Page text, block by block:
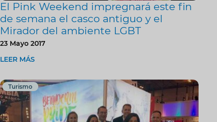
El Pink Weekend impregnará este fin
de semana el casco antiguo y el
Mirador del ambiente LGBT
23 Mayo 2017
LEER MÁS
Turismo